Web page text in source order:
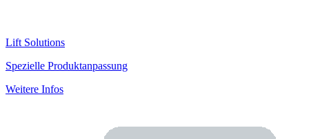
Lift Solutions
Spezielle Produktanpassung
Weitere Infos